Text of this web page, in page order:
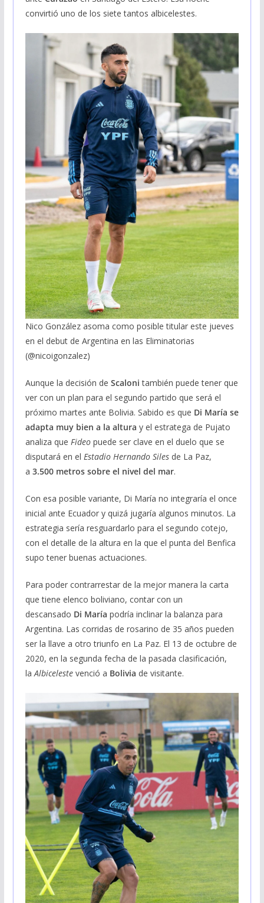
convirtió uno de los siete tantos albicelestes.
Nico González asoma como posible titular este jueves
en el debut de Argentina en las Eliminatorias
(@nicoigonzalez)
Aunque la decisión de Scaloni también puede tener que
ver con un plan para el segundo partido que será el
próximo martes ante Bolivia. Sabido es que Di María se
adapta muy bien a la altura y el estratega de Pujato
analiza que Fideopuede ser clave en el duelo que se
disputará en el Estadio Hernando Siles de La Paz,
a 3.500 metros sobre el nivel del mar.
Con esa posible variante, Di María no integraría el once
inicial ante Ecuador y quizá jugaría algunos minutos. La
estrategia sería resguardarlo para el segundo cotejo,
con el detalle de la altura en la que el punta del Benfica
supo tener buenas actuaciones.
Para poder contrarrestar de la mejor manera la carta
que tiene elenco boliviano, contar con un
descansado Di María podría inclinar la balanza para
Argentina. Las corridas de rosarino de 35 años pueden
ser la llave a otro triunfo en La Paz. El 13 de octubre de
2020, en la segunda fecha de la pasada clasificación,
laAlbicelestevenció a Bolivia de visitante.